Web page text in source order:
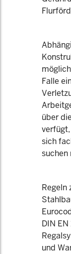
Falle
über
sich
suchen
Regeln
DIN
und